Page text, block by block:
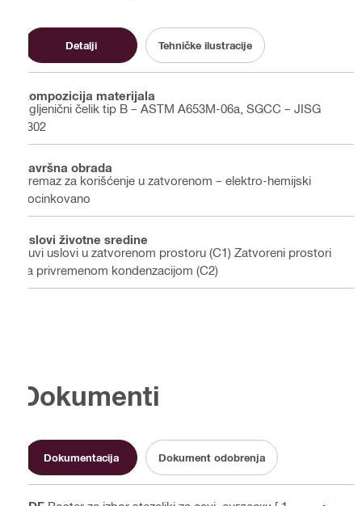
Detalji Tehničke ilustracije
Kompozicija materijala
Ugljenični čelik tip B – ASTM A653M-06a, SGCC – JISG
3302
Završna obrada
Premaz za korišćenje u zatvorenom – elektro-hemijski
pocinkovano
Uslovi životne sredine
Suvi uslovi u zatvorenom prostoru (C1) Zatvoreni prostori
sa privremenom kondenzacijom (C2)
Dokumenti
Dokumentacija Dokument odobrenja